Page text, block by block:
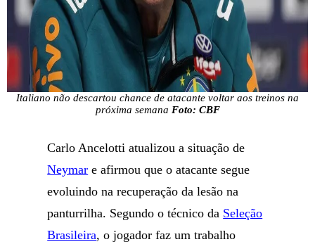
Italiano não descartou chance de atacante voltar aos treinos na
próxima semana Foto: CBF
Carlo Ancelotti atualizou a situação de
Neymar e afirmou que o atacante segue
evoluindo na recuperação da lesão na
panturrilha. Segundo o técnico da Seleção
Brasileira, o jogador faz um trabalho